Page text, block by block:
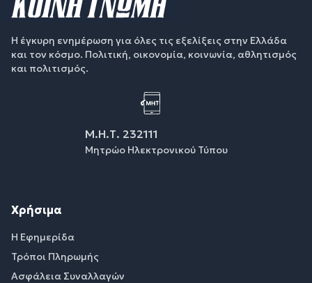
Η έγκυρη ενημέρωση για όλες τις εξελίξεις στην Ελλάδα
και τον κόσμο. Πολιτική, οικονομία, κοινωνία, αθλητισμός
και πολιτισμός.
Μ.Η.Τ. 232111
Μητρώο Ηλεκτρονικού Τύπου
Χρήσιμα
Η Εφημερίδα
Τρόποι Πληρωμής
Ασφάλεια Συναλλαγών